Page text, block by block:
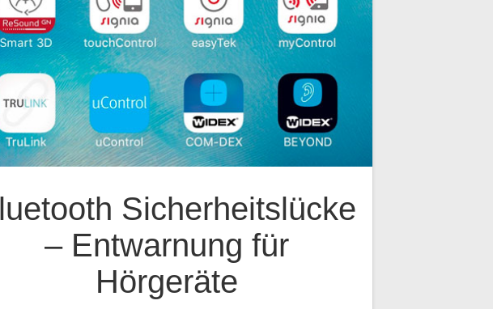
Sicherheitslücke
– Entwarnung für
Hörgeräte